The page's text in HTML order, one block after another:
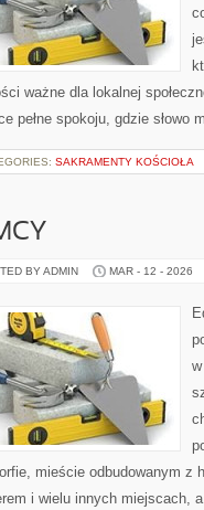
ważne dla lokalnej
pełne spokoju, gdzie słowo
SAKRAMENTY KOŚCIOŁA
BY ADMIN MAR - 12 - 2026
mieście odbudowanym z
i wielu innych miejscach,